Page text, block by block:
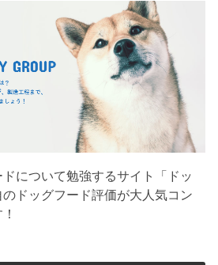
について勉強するサイト「ドッ
ドッグフード評価が大人気コン